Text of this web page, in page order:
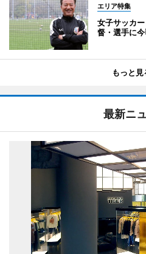
エリア特集
女子サッカ
督・選手に
もっと見
最新ニ